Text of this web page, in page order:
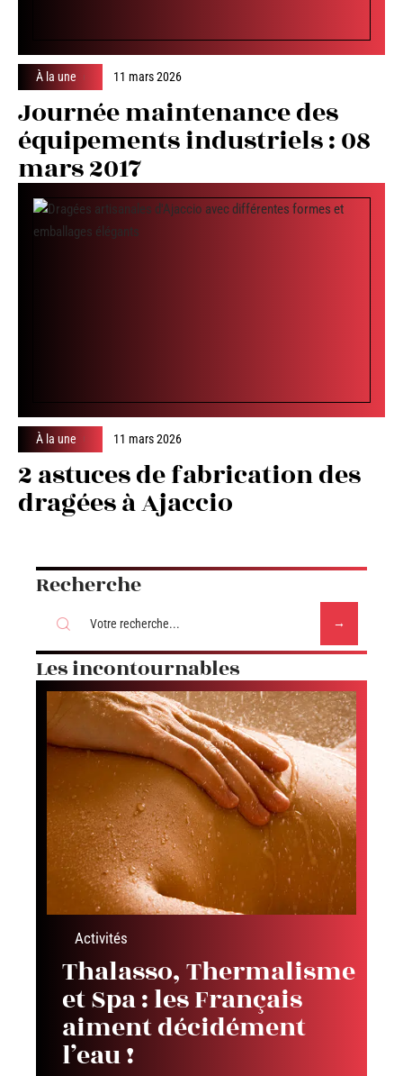
À la une 11 mars 2026
Journée maintenance des
équipements industriels : 08
mars 2017
À la une 11 mars 2026
2 astuces de fabrication des
dragées à Ajaccio
Recherche
Les incontournables
Activités
Thalasso, Thermalisme
et Spa : les Français
aiment décidément
l’eau !